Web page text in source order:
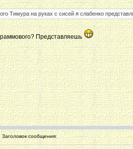
Тимура на руках с сисей я слабенко
Представляешь
сообщения: